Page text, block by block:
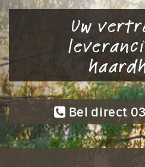
Uw
Bel direct
Contact